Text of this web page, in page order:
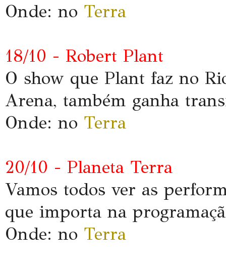
Onde: no Terra
18/10 - Robert Plant
O show que Plant faz no
Arena, também ganha
Onde: no Terra
20/10 - Planeta Terra
Vamos todos ver as
que importa na
Onde: no Terra